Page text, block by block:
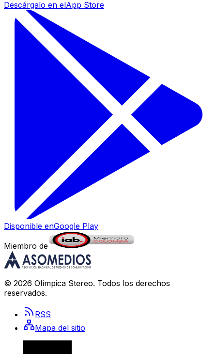
Descárgalo en elApp Store
Disponible enGoogle Play
Miembro de
© 2026 Olímpica Stereo. Todos los derechos
reservados.
RSS
Mapa del sitio